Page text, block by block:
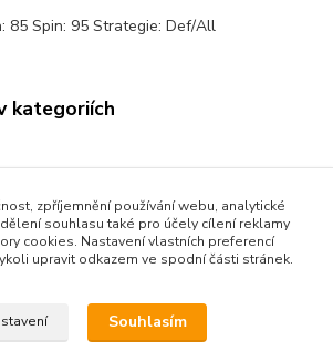
85 Spin: 95 Strategie: Def/All
kategoriích
zpříjemnění používání webu, analytické
souhlasu také pro účely cílení reklamy
cookies. Nastavení vlastních preferencí
upravit odkazem ve spodní části stránek.
Souhlasím